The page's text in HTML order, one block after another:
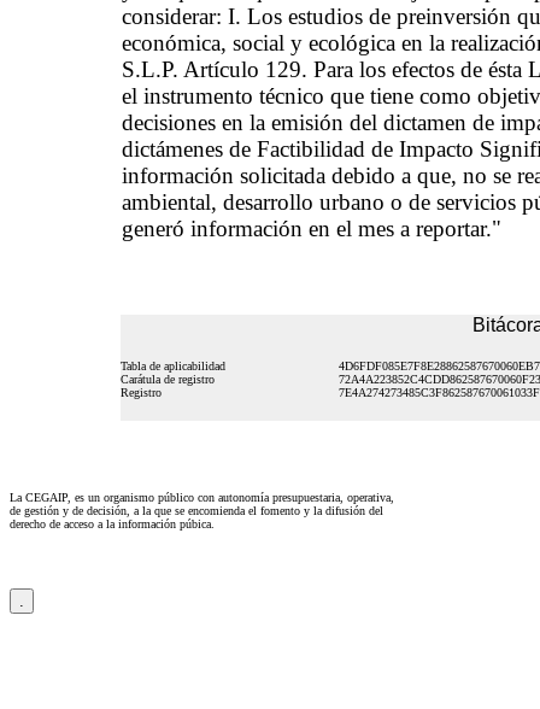
considerar: I. Los estudios de preinversión
económica, social y ecológica en la
S.L.P. Artículo 129. Para los efectos de
el instrumento técnico que tiene como
decisiones en la emisión del dictamen de
dictámenes de Factibilidad de Impacto
información solicitada debido a que, no se
ambiental, desarrollo urbano o de servicios
generó información en el mes a reportar."
Tabla de aplicabilidad
Carátula de registro
Registro
7E4A274273485C3F862587670061033F
La CEGAIP, es un organismo público con autonomía presupuestaria, operativa,
de gestión y de decisión, a la que se encomienda el fomento y la difusión del
derecho de acceso a la información púbica.